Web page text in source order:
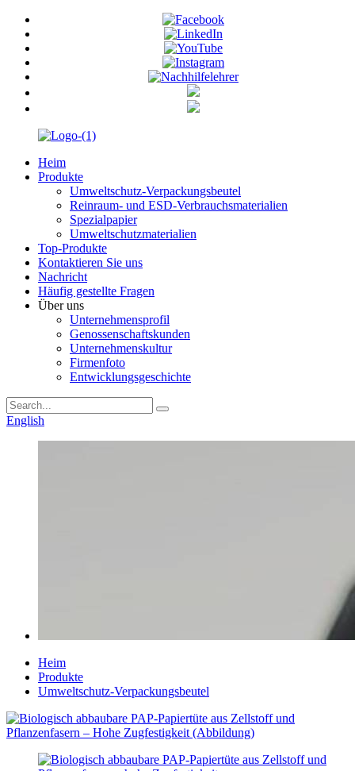
Heim
Produkte
Umweltschutz-Verpackungsbeutel
Reinraum- und ESD-Verbrauchsmaterialien
Spezialpapier
Umweltschutzmaterialien
Top-Produkte
Kontaktieren Sie uns
Nachricht
Häufig gestellte Fragen
Über uns
Unternehmensprofil
Genossenschaftskunden
Unternehmenskultur
Firmenfoto
Entwicklungsgeschichte
English
Heim
Produkte
Umweltschutz-Verpackungsbeutel